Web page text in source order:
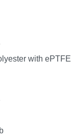
with ePTFE